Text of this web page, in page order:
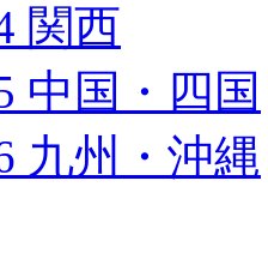
関西
中国・四国
九州・沖縄